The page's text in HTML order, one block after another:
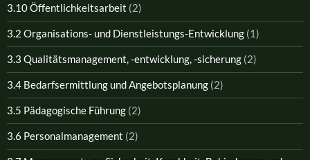
3.10 Öffentlichkeitsarbeit (2)
3.2 Organisations- und Dienstleistungs-Entwicklung (1)
3.3 Qualitätsmanagement, -entwicklung, -sicherung (2)
3.4 Bedarfsermittlung und Angebotsplanung (2)
3.5 Pädagogische Führung (2)
3.6 Personalmanagement (2)